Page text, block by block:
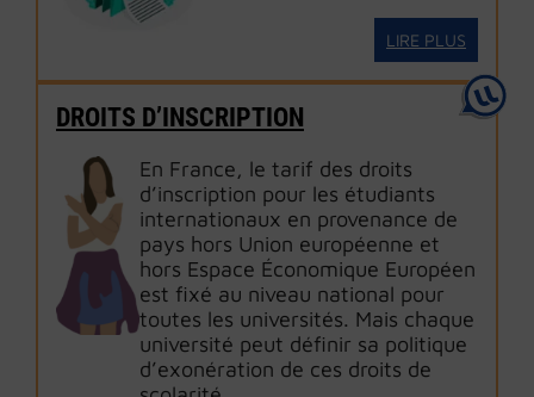
LIRE PLUS
DROITS D’INSCRIPTION
En France, le tarif des droits
d’inscription pour les étudiants
internationaux en provenance de
pays hors Union européenne et
hors Espace Économique Européen
est fixé au niveau national pour
toutes les universités. Mais chaque
université peut définir sa politique
d’exonération de ces droits de